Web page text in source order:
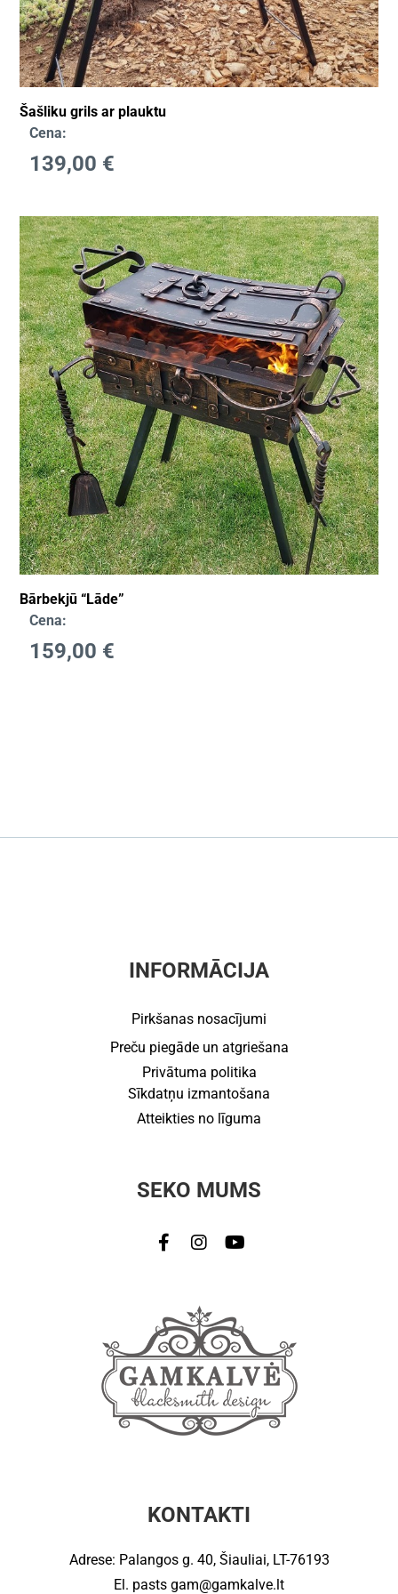
Šašliku grils ar plauktu
Cena:
139,00 €
Bārbekjū “Lāde”
Cena:
159,00 €
INFORMĀCIJA
Pirkšanas nosacījumi
Preču piegāde un atgriešana
Privātuma politika
Sīkdatņu izmantošana
Atteikties no līguma
SEKO MUMS
KONTAKTI
Adrese: Palangos g. 40, Šiauliai, LT-76193
El. pasts gam@gamkalve.lt